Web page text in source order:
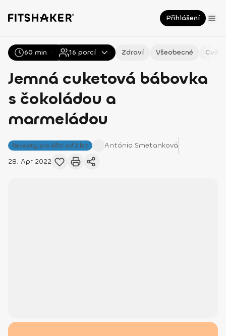
Přihlášení
Všechny Recepty Zdraví Všeobecné
Jemná cuketová bábovka
s čokoládou a
marmeládou
Recepty pro děti od 2 let Antónia Smetanková
28. Apr 2022
60 min 16 porcí